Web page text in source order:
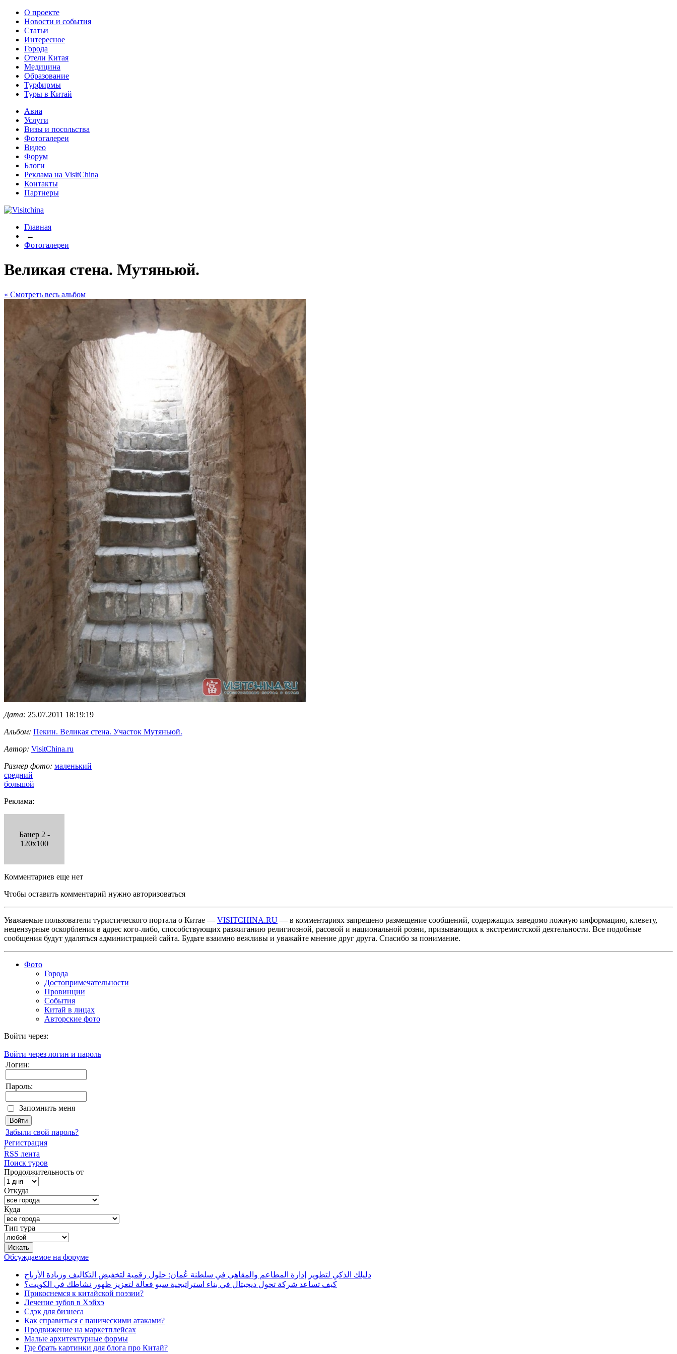
О проекте
Новости и события
Статьи
Интересное
Города
Отели Китая
Медицина
Образование
Турфирмы
Туры в Китай
Авиа
Услуги
Визы и посольства
Фотогалереи
Видео
Форум
Блоги
Реклама на VisitChina
Контакты
Партнеры
Главная
←
Фотогалереи
Великая стена. Мутяньюй.
« Cмотреть весь альбом
Дата: 25.07.2011 18:19:19
Альбом: Пекин. Великая стена. Участок Мутяньюй.
Автор: VisitChina.ru
Размер фото: маленький
средний
большой
Реклама:
Банер 2 -
120x100
Комментариев еще нет
Чтобы оставить комментарий нужно авторизоваться
Уважаемые пользователи туристического портала о Китае — VISITCHINA.RU — в комментариях запрещено размещение сообщений, содержащих заведомо ложную информацию, клевету,
нецензурные оскорбления в адрес кого-либо, способствующих разжиганию религиозной, расовой и национальной розни, призывающих к экстремистской деятельности. Все подобные
сообщения будут удаляться администрацией сайта. Будьте взаимно вежливы и уважайте мнение друг друга. Спасибо за понимание.
Фото
Города
Достопримечательности
Провинции
События
Китай в лицах
Авторские фото
Войти через:
Войти через логин и пароль
Логин:
Пароль:
Запомнить меня
Забыли свой пароль?
Регистрация
RSS лента
Поиск туров
Продолжительность от
Откуда
Куда
Тип тура
Обсуждаемое на форуме
دليلك الذكي لتطوير إدارة المطاعم والمقاهي في سلطنة عُمان: حلول رقمية لتخفيض التكاليف وزيادة الأرباح
كيف تساعد شركة تحول ديجيتال في بناء استراتيجية سيو فعالة لتعزيز ظهور نشاطك في الكويت؟
Прикоснемся к китайской поэзии?
Лечение зубов в Хэйхэ
Сдэк для бизнеса
Как справиться с паническими атаками?
Продвижение на маркетплейсах
Малые архитектурные формы
Где брать картинки для блога про Китай?